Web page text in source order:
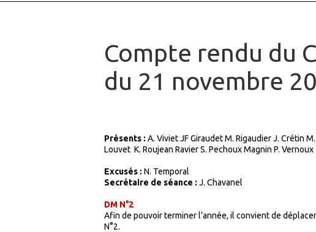
Compte rendu du
du 21 novembre
Présents : A. Viviet JF Giraudet M. Rigaudier J. Crétin
Louvet K. Roujean Ravier S. Pechoux Magnin P.
Excusés : N. Temporal
Secrétaire de séance : J. Chavanel
DM N°2
Afin de pouvoir terminer l’année, il convient de
N°2.